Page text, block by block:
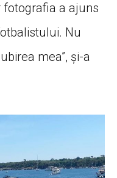
fotografia a ajuns
Nu
mea”, și-a